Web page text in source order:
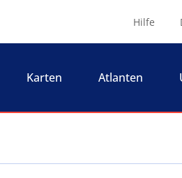
Hilfe
Karten Atlanten